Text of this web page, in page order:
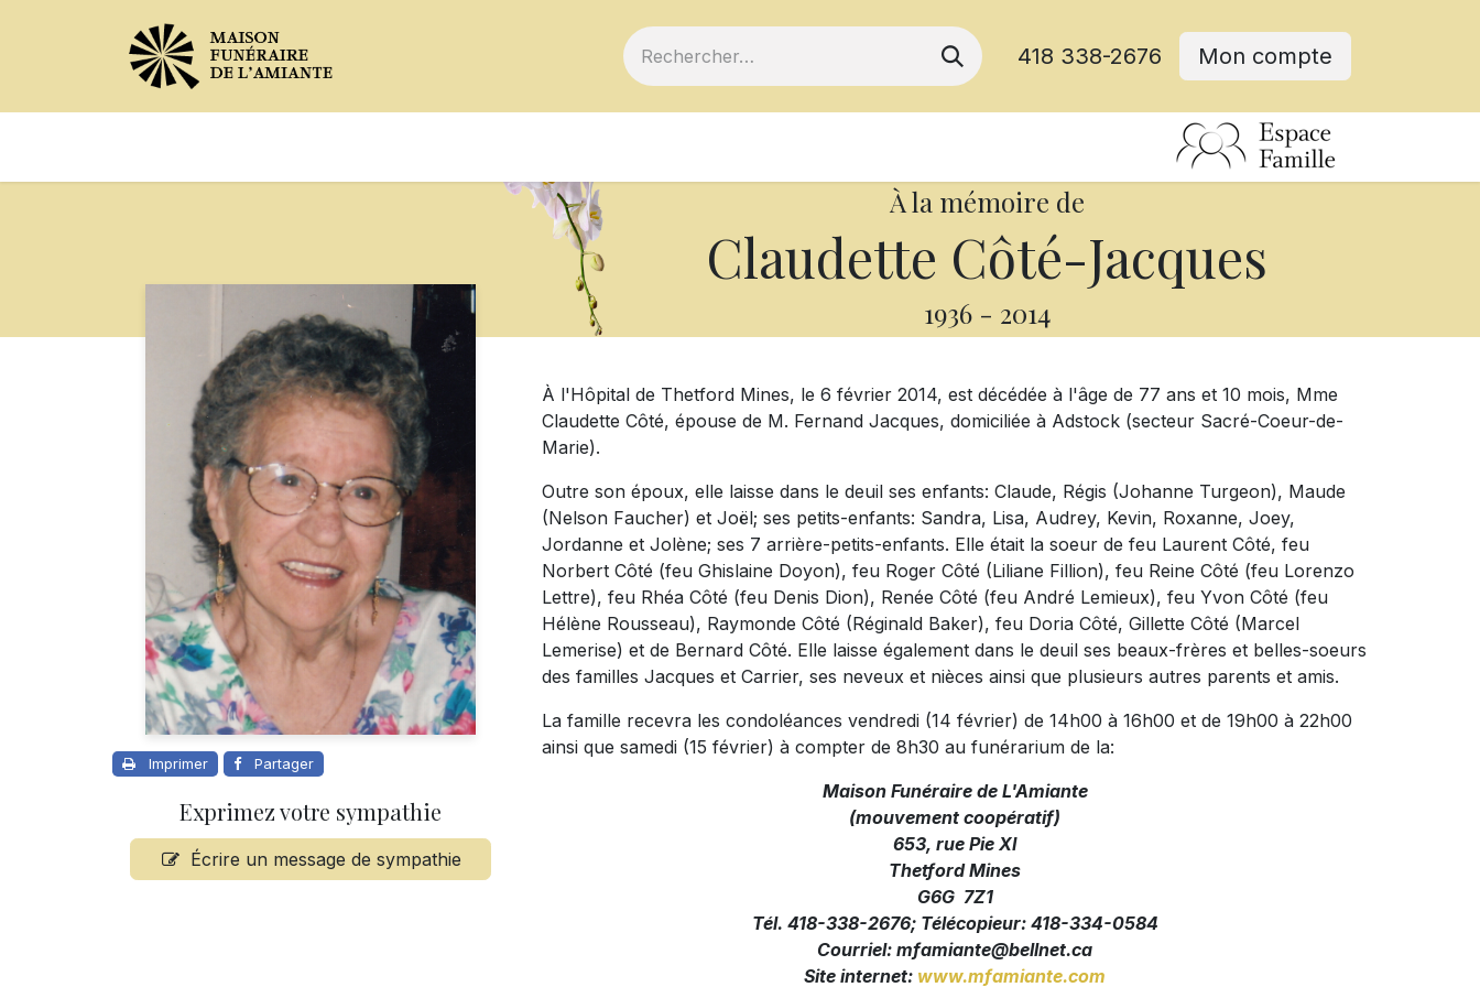
418 338-2676 Mon compte
À la mémoire de
Claudette Côté-Jacques
1936 - 2014
Imprimer Partager
Exprimez votre sympathie
Écrire un message de sympathie
À l'Hôpital de Thetford Mines, le 6 février 2014, est décédée à l'âge de 77 ans et 10 mois, Mme
Claudette Côté, épouse de M. Fernand Jacques, domiciliée à Adstock (secteur Sacré-Coeur-de-
Marie).
Outre son époux, elle laisse dans le deuil ses enfants: Claude, Régis (Johanne Turgeon), Maude
(Nelson Faucher) et Joël; ses petits-enfants: Sandra, Lisa, Audrey, Kevin, Roxanne, Joey,
Jordanne et Jolène; ses 7 arrière-petits-enfants. Elle était la soeur de feu Laurent Côté, feu
Norbert Côté (feu Ghislaine Doyon), feu Roger Côté (Liliane Fillion), feu Reine Côté (feu Lorenzo
Lettre), feu Rhéa Côté (feu Denis Dion), Renée Côté (feu André Lemieux), feu Yvon Côté (feu
Hélène Rousseau), Raymonde Côté (Réginald Baker), feu Doria Côté, Gillette Côté (Marcel
Lemerise) et de Bernard Côté. Elle laisse également dans le deuil ses beaux-frères et belles-soeurs
des familles Jacques et Carrier, ses neveux et nièces ainsi que plusieurs autres parents et amis.
La famille recevra les condoléances vendredi (14 février) de 14h00 à 16h00 et de 19h00 à 22h00
ainsi que samedi (15 février) à compter de 8h30 au funérarium de la:
Maison Funéraire de L'Amiante
(mouvement coopératif)
653, rue Pie XI
Thetford Mines
G6G 7Z1
Tél. 418-338-2676; Télécopieur: 418-334-0584
Courriel: mfamiante@bellnet.ca
Site internet: www.mfamiante.com